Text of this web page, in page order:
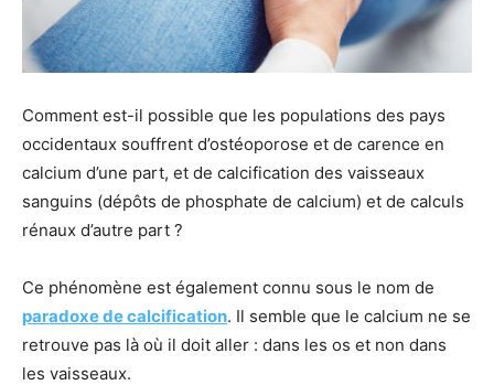
Comment est-il possible que les populations des pays
occidentaux souffrent d’ostéoporose et de carence en
calcium d’une part, et de calcification des vaisseaux
sanguins (dépôts de phosphate de calcium) et de calculs
rénaux d’autre part ?
Ce phénomène est également connu sous le nom de
paradoxe de calcification. Il semble que le calcium ne se
retrouve pas là où il doit aller : dans les os et non dans
les vaisseaux.